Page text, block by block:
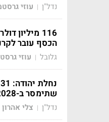
נדל"ן | עוזי
116 מיליון
הכסף עובר
גלובל | עוזי
שתימסר ב-2028
נדל"ן | צלי אהרון